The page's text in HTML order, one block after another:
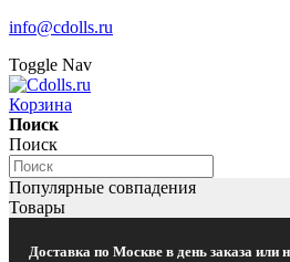
info@cdolls.ru
Toggle Nav
Корзина
Поиск
Поиск
Популярные совпадения
Товары
Доставка по Москве в день заказа или